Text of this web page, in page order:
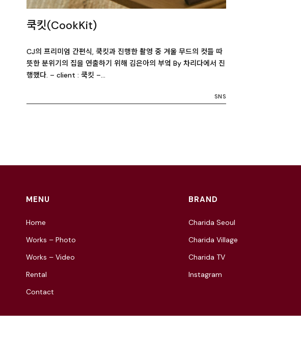
쿡킷(CookKit)
CJ의 프리미엄 간편식, 쿡킷과 진행한 촬영 중 겨울 무드의 컷들 따
뜻한 분위기의 집을 연출하기 위해 김은아의 부엌 By 차리다에서 진
행했다. – client : 쿡킷 –…
SNS
MENU
Home
Works – Photo
Works – Video
Rental
Contact
BRAND
Charida Seoul
Charida Village
Charida TV
Instagram